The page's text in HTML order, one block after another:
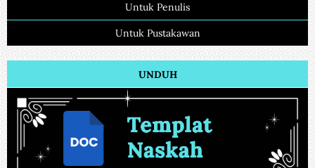
Untuk Penulis
Untuk Pustakawan
UNDUH